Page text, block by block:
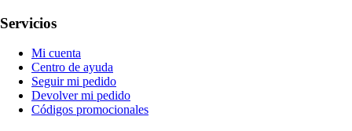
Servicios
Mi cuenta
Centro de ayuda
Seguir mi pedido
Devolver mi pedido
Códigos promocionales